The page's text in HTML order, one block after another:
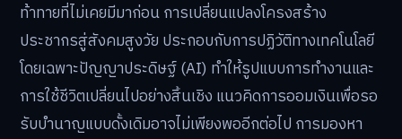
ท้าทายที่ไม่เคยมีมาก่อน การเปลี่ยนแปลงโครงสร้าง
ประชากรสู่สังคมสูงวัย ประกอบกับการปฏิวัติทางเทคโนโลยี
โดยเฉพาะปัญญาประดิษฐ์ (AI) ทำให้รูปแบบการทำงานและ
การใช้ชีวิตเปลี่ยนไปอย่างสิ้นเชิง แนวคิดการออมเงินเพื่อรอ
รับบำนาญแบบดั้งเดิมอาจไม่เพียงพออีกต่อไป การมองหา